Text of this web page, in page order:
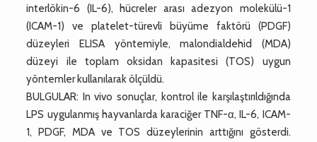
interlökin-6 (IL-6), hücreler arası adezyon molekülü-1
(ICAM-1) ve platelet-türevli büyüme faktörü (PDGF)
düzeyleri ELISA yöntemiyle, malondialdehid (MDA)
düzeyi ile toplam oksidan kapasitesi (TOS) uygun
yöntemler kullanılarak ölçüldü.
BULGULAR: In vivo sonuçlar, kontrol ile karşılaştırıldığında
LPS uygulanmış hayvanlarda karaciğer TNF-α, IL-6, ICAM-
1, PDGF, MDA ve TOS düzeylerinin arttığını gösterdi.